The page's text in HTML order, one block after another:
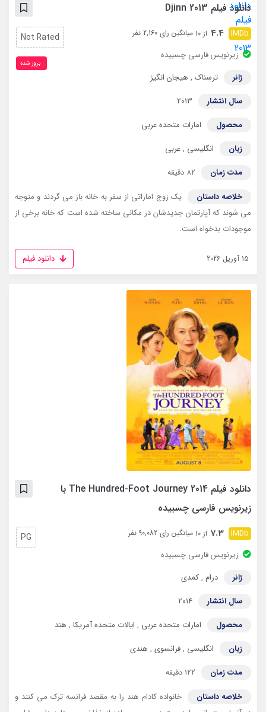
دانلود فیلم Djinn 2013
4.4 از 10 میانگین رای 2,160 نفر
زیرنویس فارسی چسبیده
ژانر
ترسناک , هیجان انگیز
سال انتشار
2013
محصول
امارات متحده عربی
زبان
انگلیسی ,عربی
مدت زمان
82 دقیقه
خلاصه داستان
یک زوج اماراتی از سفر به خانه باز می گردند و متوجه
می شوند که آپارتمان جدیدشان در مکانی ساخته شده است که خانه برخی از
موجودات بدخواه است.
Not Rated
بروز‌ شده
15 آوریل 2026 دانلود فیلم
دانلود فیلم The Hundred-Foot Journey 2014 با
زیرنویس فارسی چسبیده
7.3 از 10 میانگین رای 90,082 نفر
زیرنویس فارسی چسبیده
ژانر
درام ,کمدی
سال انتشار
2014
محصول
امارات متحده عربی , ایالات متحده آمریکا , هند
زبان
انگلیسی ,فرانسوی , هندی
مدت زمان
122 دقیقه
خلاصه داستان
خانواده کادام هند را به مقصد فرانسه ترک می کنند و
PG